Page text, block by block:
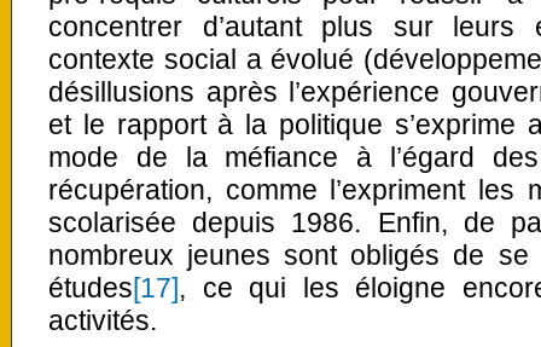
concentrer d’autant plus sur leurs
contexte social a évolué
désillusions après l’expérience
et le rapport à la politique s’exprime
mode de la méfiance à l’égard
récupération, comme l’expriment les
scolarisée depuis 1986. Enfin, de
nombreux jeunes sont obligés de
études[17], ce qui les éloigne
activités.